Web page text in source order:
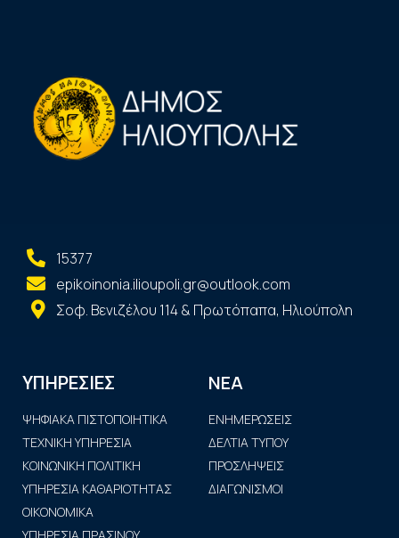
15377
epikoinonia.ilioupoli.gr@outlook.com
Σοφ. Βενιζέλου 114 & Πρωτόπαπα, Ηλιούπολη
ΥΠΗΡΕΣΙΕΣ
ΨΗΦΙΑΚΑ ΠΙΣΤΟΠΟΙΗΤΙΚΑ
ΤΕΧΝΙΚΗ ΥΠΗΡΕΣΙΑ
ΚΟΙΝΩΝΙΚΗ ΠΟΛΙΤΙΚΗ
ΥΠΗΡΕΣΙΑ ΚΑΘΑΡΙΟΤΗΤΑΣ
ΟΙΚΟΝΟΜΙΚΑ
ΥΠΗΡΕΣΙΑ ΠΡΑΣΙΝΟΥ
ΝΕΑ
ΕΝΗΜΕΡΩΣΕΙΣ
ΔΕΛΤΙΑ ΤΥΠΟΥ
ΠΡΟΣΛΗΨΕΙΣ
ΔΙΑΓΩΝΙΣΜΟΙ